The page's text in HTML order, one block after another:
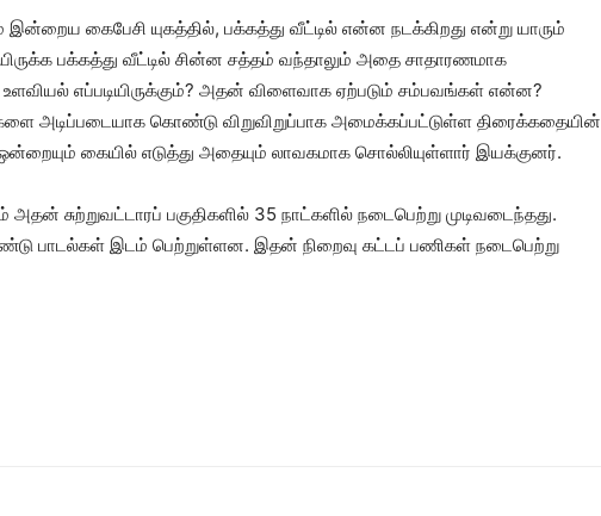
கைபேசி யுகத்தில், பக்கத்து வீட்டில் என்ன நடக்கிறது என்று யாரும்
பக்கத்து வீட்டில் சின்ன சத்தம் வந்தாலும் அதை சாதாரணமாக
எப்படியிருக்கும்? அதன் விளைவாக ஏற்படும் சம்பவங்கள் என்ன?
அடிப்படையாக கொண்டு விறுவிறுப்பாக அமைக்கப்பட்டுள்ள திரைக்கதையின்
கையில் எடுத்து அதையும் லாவகமாக சொல்லியுள்ளார் இயக்குனர்.
அதன் சுற்றுவட்டாரப் பகுதிகளில் 35 நாட்களில் நடைபெற்று முடிவடைந்தது.
பாடல்கள் இடம் பெற்றுள்ளன. இதன் நிறைவு கட்டப் பணிகள் நடைபெற்று